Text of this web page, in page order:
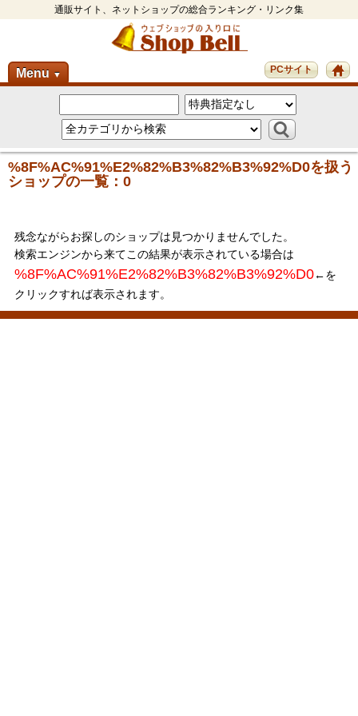
通販サイト、ネットショップの総合ランキング・リンク集
Menu ▼ PCサイト
%8F%AC%91%E2%82%B3%82%B3%92%D0を扱う
ショップの一覧：0
残念ながらお探しのショップは見つかりませんでした。
検索エンジンから来てこの結果が表示されている場合は
%8F%AC%91%E2%82%B3%82%B3%92%D0←を
クリックすれば表示されます。